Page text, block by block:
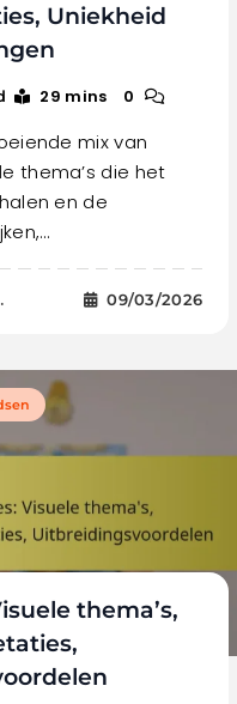
Uniekheid
29 mins 0
mix van
thema’s die het
en de
09/03/2026
thema’s,